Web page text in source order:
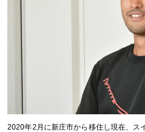
2020年2月に新庄市から移住し現在、ス